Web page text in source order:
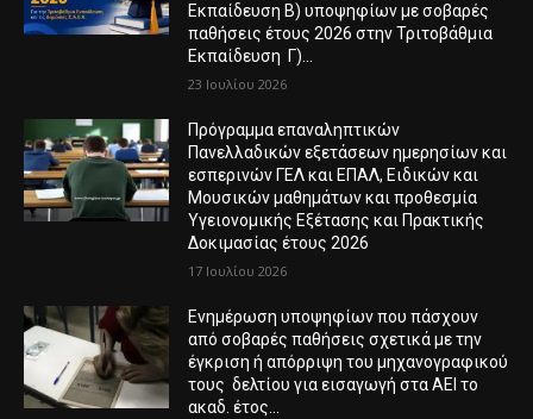
Εκπαίδευση Β) υποψηφίων με σοβαρές
παθήσεις έτους 2026 στην Τριτοβάθμια
Εκπαίδευση Γ)...
23 Ιουλίου 2026
Πρόγραμμα επαναληπτικών
Πανελλαδικών εξετάσεων ημερησίων και
εσπερινών ΓΕΛ και ΕΠΑΛ, Ειδικών και
Μουσικών μαθημάτων και προθεσμία
Υγειονομικής Εξέτασης και Πρακτικής
Δοκιμασίας έτους 2026
17 Ιουλίου 2026
Ενημέρωση υποψηφίων που πάσχουν
από σοβαρές παθήσεις σχετικά με την
έγκριση ή απόρριψη του μηχανογραφικού
τους δελτίου για εισαγωγή στα ΑΕΙ το
ακαδ. έτος...